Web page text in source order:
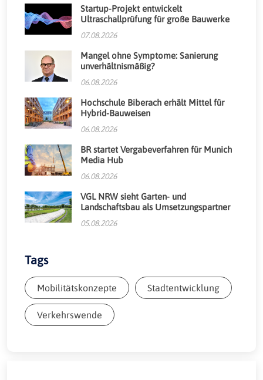
Startup-Projekt entwickelt
Ultraschallprüfung für große Bauwerke
07.08.2026
Mangel ohne Symptome: Sanierung
unverhältnismäßig?
06.08.2026
Hochschule Biberach erhält Mittel für
Hybrid-Bauweisen
06.08.2026
BR startet Vergabeverfahren für Munich
Media Hub
06.08.2026
VGL NRW sieht Garten- und
Landschaftsbau als Umsetzungspartner
05.08.2026
Tags
Mobilitätskonzepte Stadtentwicklung
Verkehrswende